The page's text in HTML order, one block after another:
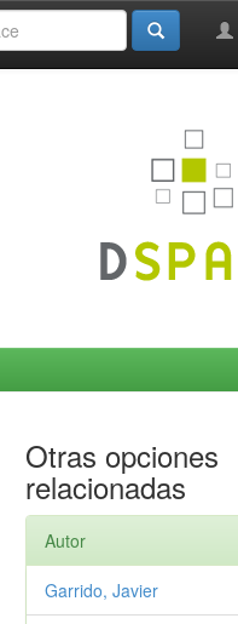
Otras opciones
relacionadas
Autor
Garrido, Javier